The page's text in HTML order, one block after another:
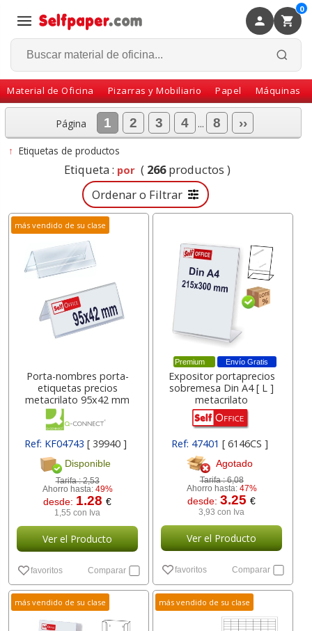
0
Material de Oficina Pizarras y Mobiliario Papel Máquinas
Volver
Página 1 2 3 4 ... 8 ››
↑Etiquetas de productos
Etiqueta : por ( 266productos )
Ordenar o Filtrar
más vendido de su clase
Porta-nombres porta-
etiquetas precios
metacrilato 95x42 mm
Ref: KF04743 [ 39940 ]
Disponible
Tarifa :2,53
Ahorro hasta: 49%
desde: 1.28€
1,55 con Iva
Ver el Producto
favoritos Comparar
Envío Gratis
Premium
Expositor portaprecios
sobremesa Din A4 [ L ]
metacrilato
Ref: 47401 [ 6146CS ]
Agotado
Tarifa :6,08
Ahorro hasta: 47%
desde:3.25€
3,93 con Iva
Ver el Producto
favoritos Comparar
más vendido de su clase más vendido de su clase